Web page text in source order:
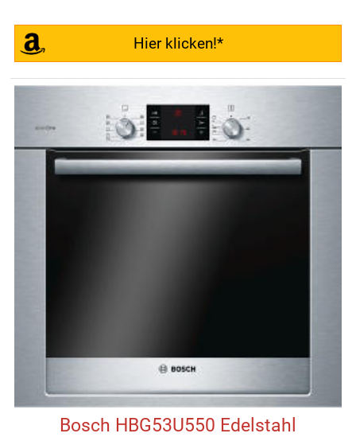
Hier klicken!*
Bosch HBG53U550 Edelstahl